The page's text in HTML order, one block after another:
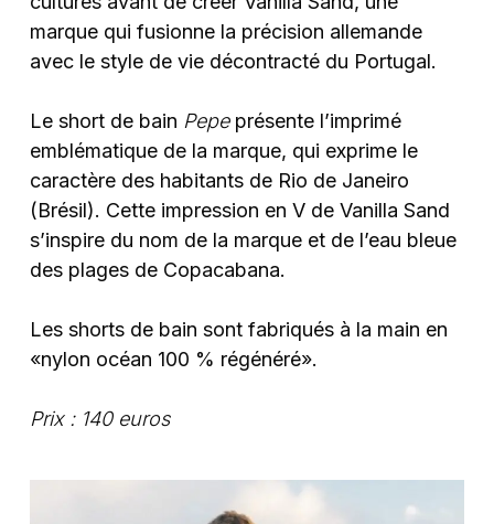
marque qui fusionne la précision allemande
avec le style de vie décontracté du Portugal.
Le short de bain Pepe présente l’imprimé
emblématique de la marque, qui exprime le
caractère des habitants de Rio de Janeiro
(Brésil). Cette impression en V de Vanilla Sand
s’inspire du nom de la marque et de l’eau bleue
des plages de Copacabana.
Les shorts de bain sont fabriqués à la main en
«nylon océan 100 % régénéré».
Prix : 140 euros